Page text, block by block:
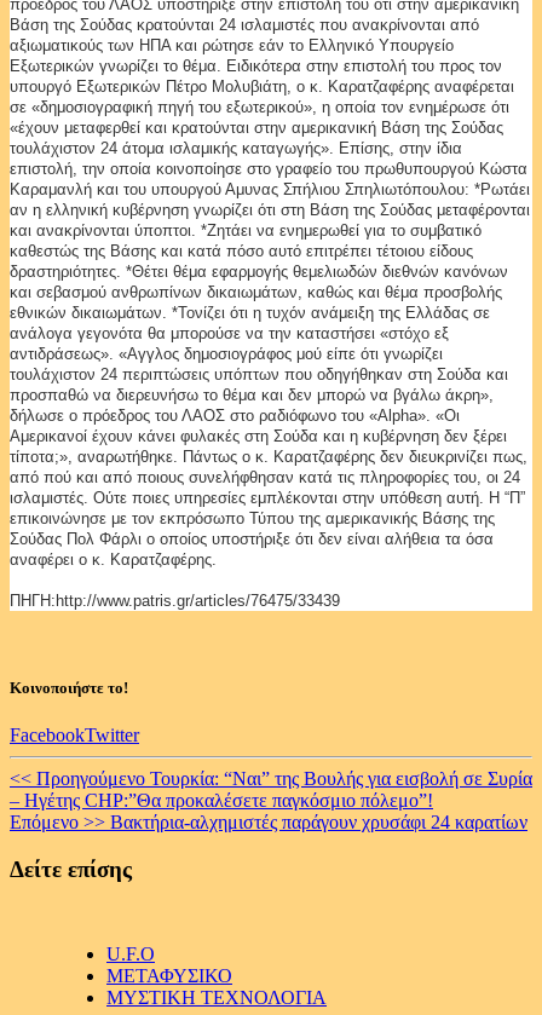
πρόεδρος του ΛΑΟΣ υποστήριξε στην επιστολή του ότι στην αμερικανική
Βάση της Σούδας κρατούνται 24 ισλαμιστές που ανακρίνονται από
αξιωματικούς των HΠA και ρώτησε εάν το Ελληνικό Υπουργείο
Eξωτερικών γνωρίζει το θέμα. Ειδικότερα στην επιστολή του προς τον
υπουργό Εξωτερικών Πέτρο Μολυβιάτη, ο κ. Καρατζαφέρης αναφέρεται
σε «δημοσιογραφική πηγή του εξωτερικού», η οποία τον ενημέρωσε ότι
«έχουν μεταφερθεί και κρατούνται στην αμερικανική Βάση της Σούδας
τουλάχιστον 24 άτομα ισλαμικής καταγωγής». Επίσης, στην ίδια
επιστολή, την οποία κοινοποίησε στο γραφείο του πρωθυπουργού Κώστα
Καραμανλή και του υπουργού Αμυνας Σπήλιου Σπηλιωτόπουλου: *Ρωτάει
αν η ελληνική κυβέρνηση γνωρίζει ότι στη Βάση της Σούδας μεταφέρονται
και ανακρίνονται ύποπτοι. *Ζητάει να ενημερωθεί για το συμβατικό
καθεστώς της Βάσης και κατά πόσο αυτό επιτρέπει τέτοιου είδους
δραστηριότητες. *Θέτει θέμα εφαρμογής θεμελιωδών διεθνών κανόνων
και σεβασμού ανθρωπίνων δικαιωμάτων, καθώς και θέμα προσβολής
εθνικών δικαιωμάτων. *Τονίζει ότι η τυχόν ανάμειξη της Ελλάδας σε
ανάλογα γεγονότα θα μπορούσε να την καταστήσει «στόχο εξ
αντιδράσεως». «Αγγλος δημοσιογράφος μού είπε ότι γνωρίζει
τουλάχιστον 24 περιπτώσεις υπόπτων που οδηγήθηκαν στη Σούδα και
προσπαθώ να διερευνήσω το θέμα και δεν μπορώ να βγάλω άκρη»,
δήλωσε ο πρόεδρος του ΛΑΟΣ στο ραδιόφωνο του «Alpha». «Οι
Αμερικανοί έχουν κάνει φυλακές στη Σούδα και η κυβέρνηση δεν ξέρει
τίποτα;», αναρωτήθηκε. Πάντως ο κ. Καρατζαφέρης δεν διευκρινίζει πως,
από πού και από ποιους συνελήφθησαν κατά τις πληροφορίες του, οι 24
ισλαμιστές. Ούτε ποιες υπηρεσίες εμπλέκονται στην υπόθεση αυτή. H “Π”
επικοινώνησε με τον εκπρόσωπο Τύπου της αμερικανικής Βάσης της
Σούδας Πολ Φάρλι ο οποίος υποστήριξε ότι δεν είναι αλήθεια τα όσα
αναφέρει ο κ. Καρατζαφέρης.
ΠΗΓΗ:http://www.patris.gr/articles/76475/33439
Κοινοποιήστε το!
FacebookTwitter
Continue
Reading
<< Προηγούμενο Τουρκία: “Ναι” της Βουλής για εισβολή σε Συρία
– Ηγέτης CHP:”Θα προκαλέσετε παγκόσμιο πόλεμο”!
Επόμενο >> Βακτήρια-αλχημιστές παράγουν χρυσάφι 24 καρατίων
Δείτε επίσης
U.F.O
ΜΕΤΑΦΥΣΙΚΟ
ΜΥΣΤΙΚΗ ΤΕΧΝΟΛΟΓΙΑ